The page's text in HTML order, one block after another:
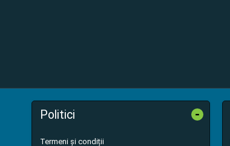
Politici -
Termeni și condiții